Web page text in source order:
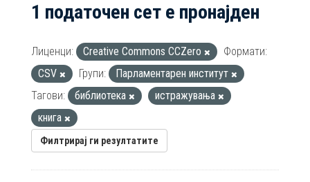
1 податочен сет е пронајден
Лиценци: Creative Commons CCZero
Формати:
CSV
Групи:
Парламентарен институт
Тагови:
библиотека
истражувања
книга
Филтрирај ги резултатите